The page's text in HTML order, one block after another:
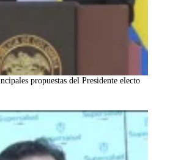
propuestas del Presidente electo